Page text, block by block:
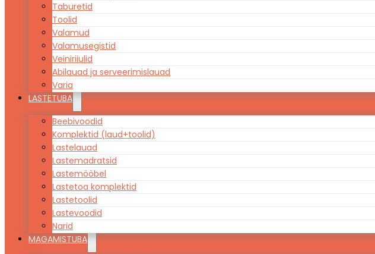
Taburetid
Toolid
Valamud
Valamusegistid
Veiniriiulid
Abilauad ja serveerimislauad
Varia
LASTETUBA
Beebivoodid
Komplektid (laud+toolid)
Lastelauad
Lastemadratsid
Lastemööbel
Lastetoa komplektid
Lastetoolid
Lastevoodid
Narid
MAGAMISTUBA